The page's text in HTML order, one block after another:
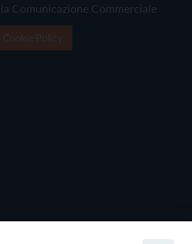
Comunicazione Commerciale